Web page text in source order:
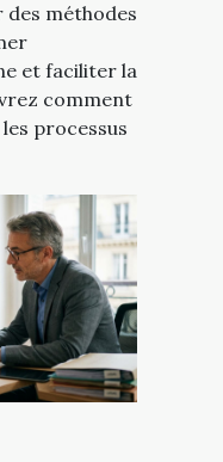
méthodes
et faciliter la
comment
processus